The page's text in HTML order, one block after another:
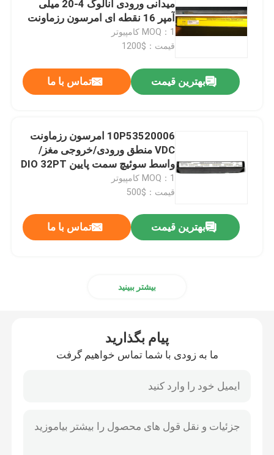
آلن برادلی ماژول ها
امرسون دلتا V DCS
فاکس بورو قطعات
ماژول Yokogawa
میدانی ورودی آنالوگ 4-20 میلی
آمپر 16 نقطه ای امرسون رزماونت
MOQ：1 کامپیوتر
قیمت：$1200
بهترین قیمت تماس با ما
10P53520006 امرسون رزماونت
VDC منطق ورودی/خروجی مغز/
واسط سوئیچ سمت پایین DIO 32PT
MOQ：1 کامپیوتر
قیمت：$500
بهترین قیمت تماس با ما
بیشتر ببینید
پیام بگذارید
ما به زودی با شما تماس خواهیم گرفت